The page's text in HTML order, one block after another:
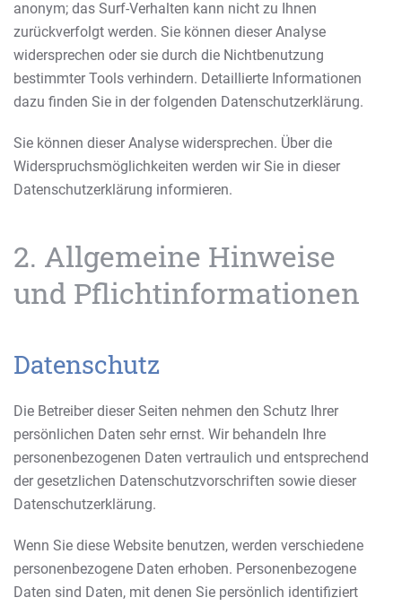
anonym; das Surf-Verhalten kann nicht zu Ihnen
zurückverfolgt werden. Sie können dieser Analyse
widersprechen oder sie durch die Nichtbenutzung
bestimmter Tools verhindern. Detaillierte Informationen
dazu finden Sie in der folgenden Datenschutzerklärung.
Sie können dieser Analyse widersprechen. Über die
Widerspruchsmöglichkeiten werden wir Sie in dieser
Datenschutzerklärung informieren.
2. Allgemeine Hinweise
und Pflichtinformationen
Datenschutz
Die Betreiber dieser Seiten nehmen den Schutz Ihrer
persönlichen Daten sehr ernst. Wir behandeln Ihre
personenbezogenen Daten vertraulich und entsprechend
der gesetzlichen Datenschutzvorschriften sowie dieser
Datenschutzerklärung.
Wenn Sie diese Website benutzen, werden verschiedene
personenbezogene Daten erhoben. Personenbezogene
Daten sind Daten, mit denen Sie persönlich identifiziert